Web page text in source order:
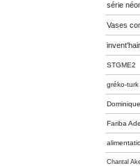
série
Vases
invent'hair
STGME2
gréko-turk
Fariba
Chantal